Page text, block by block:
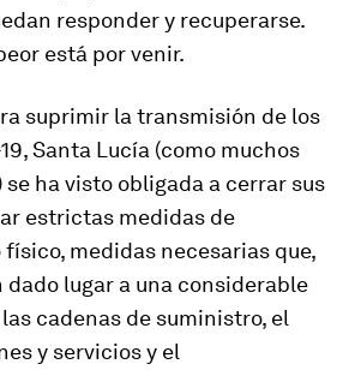
responder y recuperarse.
está por venir.
suprimir la transmisión de los
Santa Lucía (como muchos
se ha visto obligada a cerrar sus
estrictas medidas de
medidas necesarias que,
dado lugar a una considerable
cadenas de suministro, el
y servicios y el